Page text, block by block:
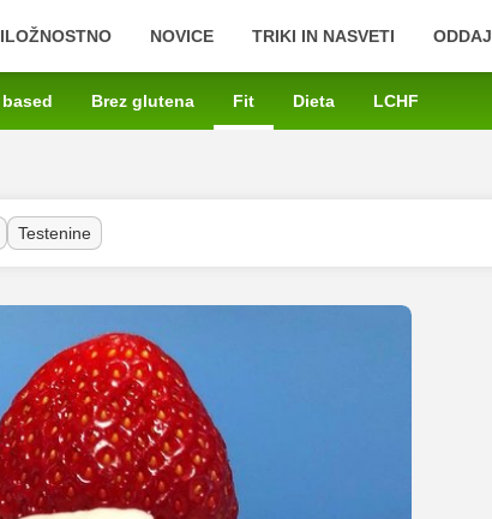
NOVICE TRIKI IN NASVETI
Brez glutena Fit Dieta LCHF
Testenine